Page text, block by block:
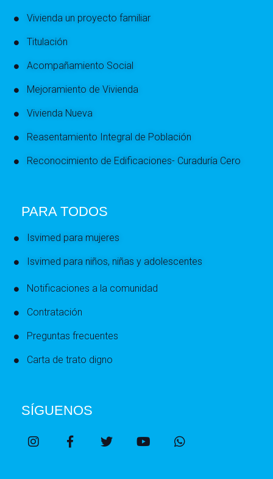
Vivienda un proyecto familiar
Titulación
Acompañamiento Social
Mejoramiento de Vivienda
Vivienda Nueva
Reasentamiento Integral de Población
Reconocimiento de Edificaciones- Curaduría Cero
PARA TODOS
Isvimed para mujeres
Isvimed para niños, niñas y adolescentes
Notificaciones a la comunidad
Contratación
Preguntas frecuentes
Carta de trato digno
SÍGUENOS